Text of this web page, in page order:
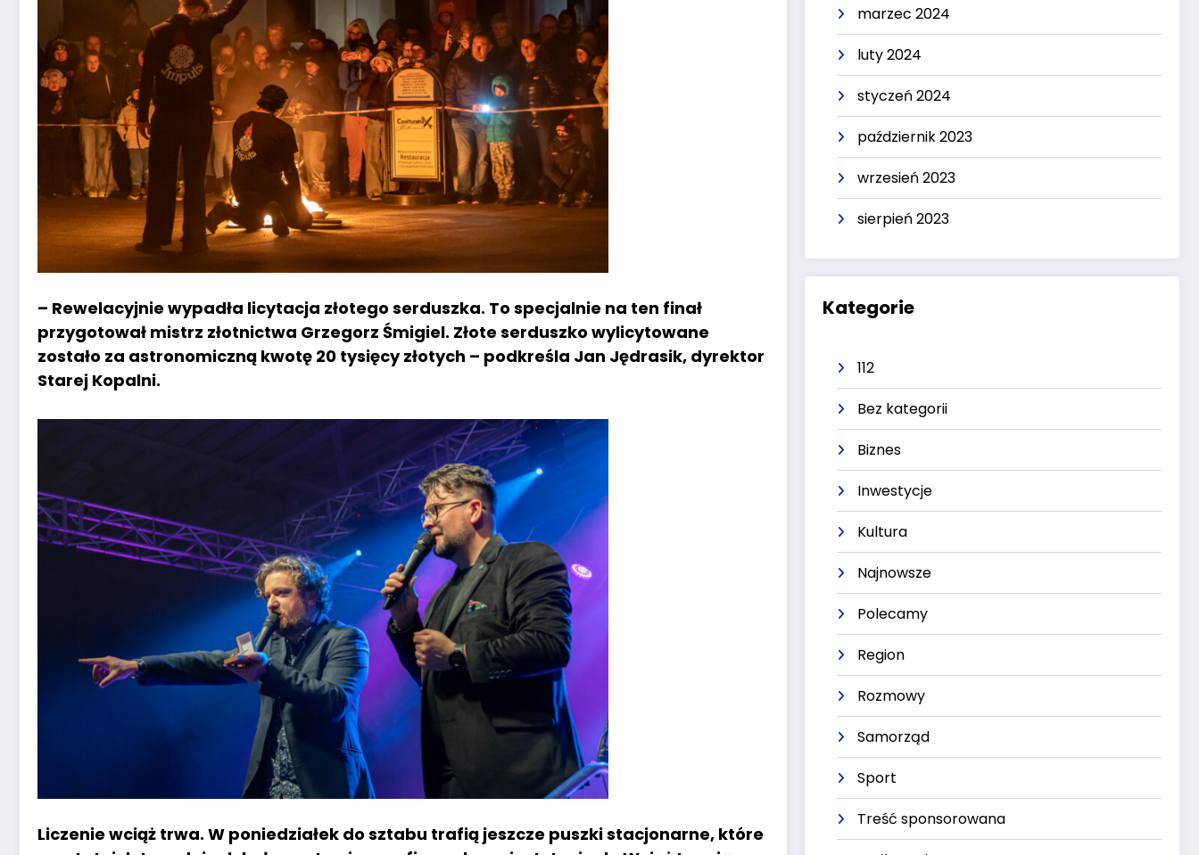
– Rewelacyjnie wypadła licytacja złotego serduszka. To specjalnie na ten finał
przygotował mistrz złotnictwa Grzegorz Śmigiel. Złote serduszko wylicytowane
zostało za astronomiczną kwotę 20 tysięcy złotych – podkreśla Jan Jędrasik, dyrektor
Starej Kopalni.
Liczenie wciąż trwa. W poniedziałek do sztabu trafią jeszcze puszki stacjonarne, które
marzec 2024
luty 2024
styczeń 2024
październik 2023
wrzesień 2023
sierpień 2023
Kategorie
112
Bez kategorii
Biznes
Inwestycje
Kultura
Najnowsze
Polecamy
Region
Rozmowy
Samorząd
Sport
Treść sponsorowana